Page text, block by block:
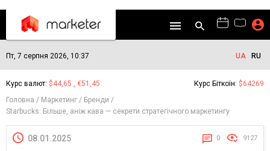
Пт, 7 серпня 2026, 10:37 UA RU
Курс валют: $44,65 , €51,45 Курс Біткоїн: $64269
Головна
Маркетинг
Бренди
Starbucks: Більше, аніж кава — секрети стратегічного маркетингу
08.01.2025 0 9127